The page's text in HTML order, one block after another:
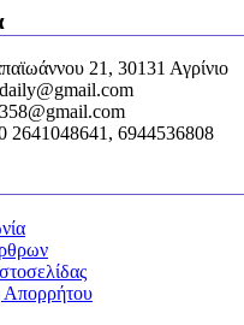
21, 30131 Αγρίνιο
2641048641, 6944536808
Απορρήτου